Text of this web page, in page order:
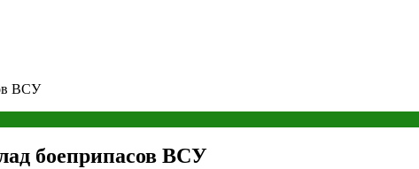
ВСУ
боеприпасов ВСУ